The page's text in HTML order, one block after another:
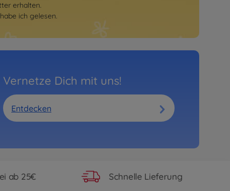
erhalten.
ich gelesen.
Vernetze Dich mit uns!
Entdecken
ab 25€ Schnelle Lieferung